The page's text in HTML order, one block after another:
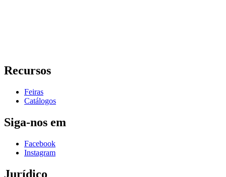
Recursos
Feiras
Catálogos
Siga-nos em
Facebook
Instagram
Jurídico